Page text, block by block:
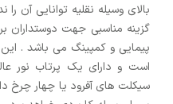
بالای وسیله نقلیه توانایی آن
گزینه مناسبی جهت دوستداران
پیمایی و کمپینگ می باشد .
است و دارای یک پرتاب نور
سیکلت های آفرود یا چهار چرخ